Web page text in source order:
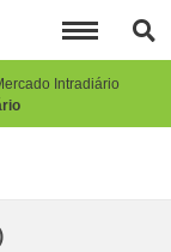
Intradiário